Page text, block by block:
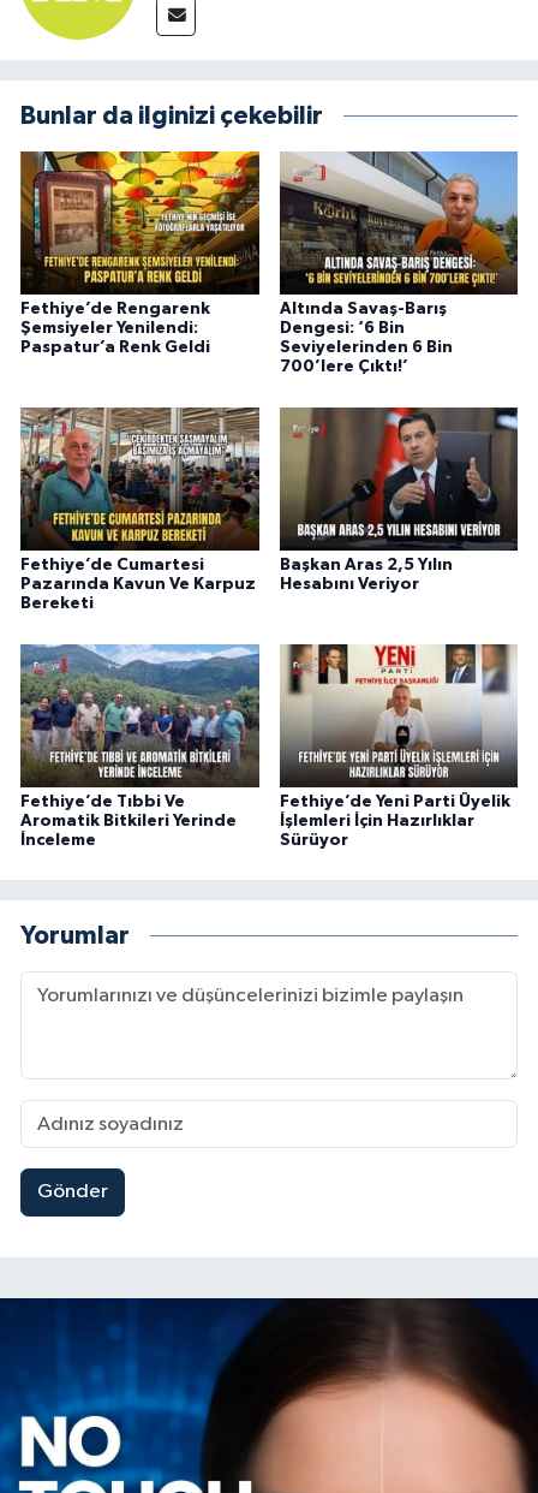
Bunlar da ilginizi çekebilir
Fethiye’de Rengarenk
Şemsiyeler Yenilendi:
Paspatur’a Renk Geldi
Altında Savaş-Barış
Dengesi: ‘6 Bin
Seviyelerinden 6 Bin
700’lere Çıktı!’
Fethiye’de Cumartesi
Pazarında Kavun Ve Karpuz
Bereketi
Başkan Aras 2,5 Yılın
Hesabını Veriyor
Fethiye’de Tıbbi Ve
Aromatik Bitkileri Yerinde
İnceleme
Fethiye’de Yeni Parti Üyelik
İşlemleri İçin Hazırlıklar
Sürüyor
Yorumlar
Gönder